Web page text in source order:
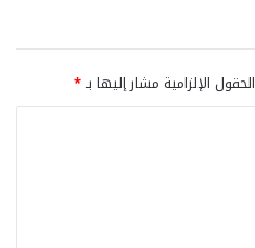
الحقول الإلزامية مشار إليها بـ*